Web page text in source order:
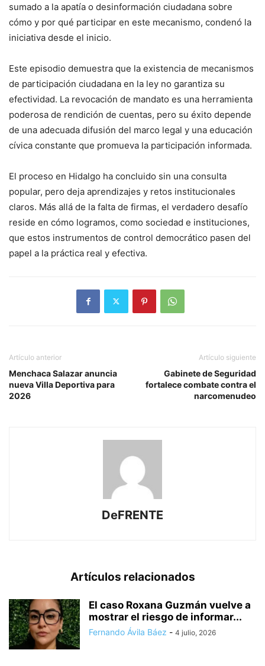
sumado a la apatía o desinformación ciudadana sobre
cómo y por qué participar en este mecanismo, condenó la
iniciativa desde el inicio.
Este episodio demuestra que la existencia de mecanismos
de participación ciudadana en la ley no garantiza su
efectividad. La revocación de mandato es una herramienta
poderosa de rendición de cuentas, pero su éxito depende
de una adecuada difusión del marco legal y una educación
cívica constante que promueva la participación informada.
El proceso en Hidalgo ha concluido sin una consulta
popular, pero deja aprendizajes y retos institucionales
claros. Más allá de la falta de firmas, el verdadero desafío
reside en cómo logramos, como sociedad e instituciones,
que estos instrumentos de control democrático pasen del
papel a la práctica real y efectiva.
Artículo anterior
Menchaca Salazar anuncia
nueva Villa Deportiva para
2026
Artículo siguiente
Gabinete de Seguridad
fortalece combate contra el
narcomenudeo
DeFRENTE
Artículos relacionados
El caso Roxana Guzmán vuelve a
mostrar el riesgo de informar...
Fernando Ávila Báez - 4 julio, 2026